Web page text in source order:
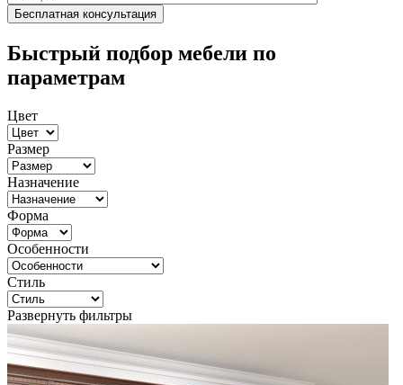
Быстрый подбор мебели по
параметрам
Цвет
Размер
Назначение
Форма
Особенности
Стиль
Развернуть фильтры